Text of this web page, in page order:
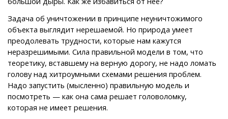
Задача об уничтожении в принципе неуничтожимого
объекта выглядит нерешаемой. Но природа умеет
преодолевать трудности, которые нам кажутся
неразрешимыми. Сила правильной модели в том, что
теоретику, вставшему на верную дорогу, не надо ломать
голову над хитроумными схемами решения проблем.
Надо запустить (мысленно) правильную модель и
посмотреть — как она сама решает головоломку,
которая не имеет решения.